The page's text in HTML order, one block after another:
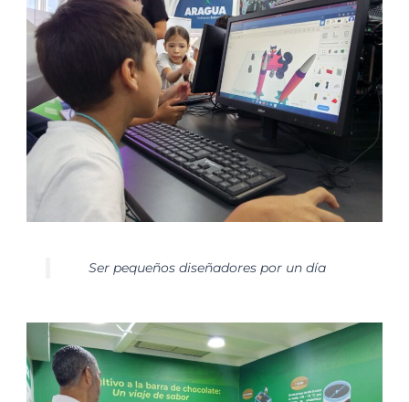
Ser pequeños diseñadores por un día